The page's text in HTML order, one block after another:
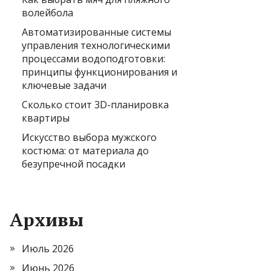
волейбола
Автоматизированные системы
управления технологическими
процессами водоподготовки:
принципы функционирования и
ключевые задачи
Сколько стоит 3D-планировка
квартиры
Искусство выбора мужского
костюма: от материала до
безупречной посадки
Архивы
Июль 2026
Июнь 2026